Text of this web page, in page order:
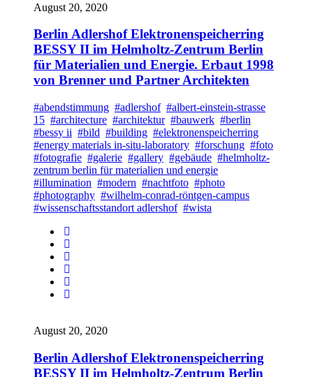
August 20, 2020
Berlin Adlershof Elektronenspeicherring
BESSY II im Helmholtz-Zentrum Berlin
für Materialien und Energie. Erbaut 1998
von Brenner und Partner Architekten
#abendstimmung #adlershof #albert-einstein-strasse
15 #architecture #architektur #bauwerk #berlin
#bessy ii #bild #building #elektronenspeicherring
#energy materials in-situ-laboratory #forschung #foto
#fotografie #galerie #gallery #gebäude #helmholtz-
zentrum berlin für materialien und energie
#illumination #modern #nachtfoto #photo
#photography #wilhelm-conrad-röntgen-campus
#wissenschaftsstandort adlershof #wista
August 20, 2020
Berlin Adlershof Elektronenspeicherring
BESSY II im Helmholtz-Zentrum Berlin